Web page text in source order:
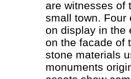
are witnesses of
small town. Four
on display in the
on the facade of
stone materials
monuments